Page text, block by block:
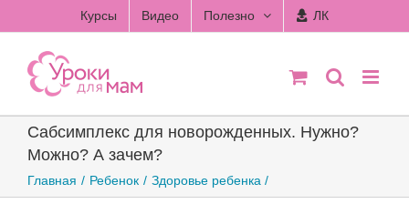
to
content
Курсы Видео Полезно ЛК
Сабсимплекс для новорожденных. Нужно?
Можно? А зачем?
Главная Ребенок Здоровье ребенка